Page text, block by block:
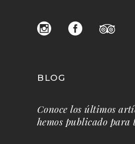
BLOG
Conoce los últimos
hemos publicado para